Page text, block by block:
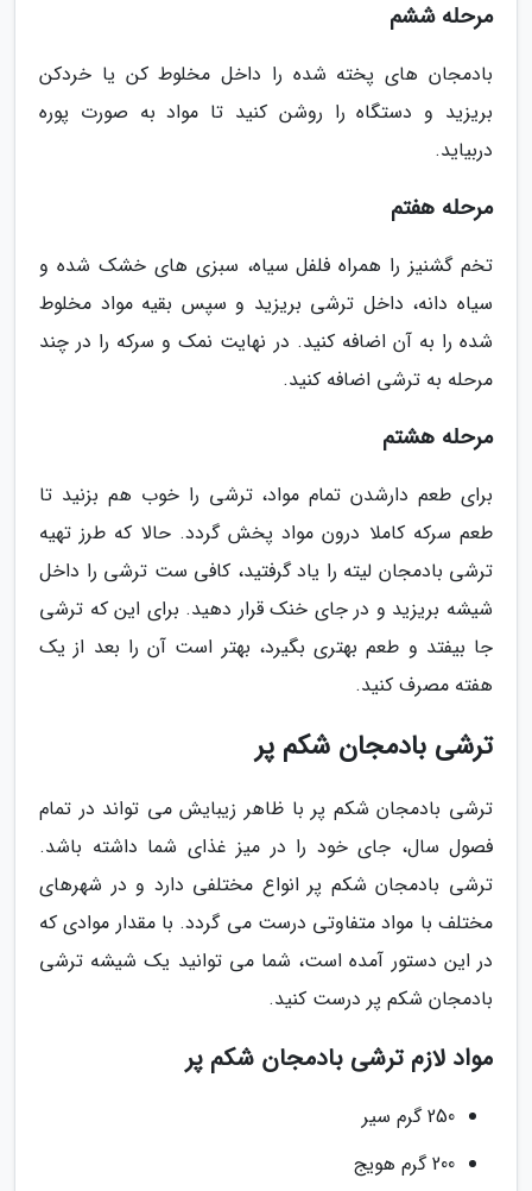
مرحله ششم
بادمجان های پخته شده را داخل مخلوط کن یا خردکن
بریزید و دستگاه را روشن کنید تا مواد به صورت پوره
دربیاید.
مرحله هفتم
تخم گشنیز را همراه فلفل سیاه، سبزی های خشک شده و
سیاه دانه، داخل ترشی بریزید و سپس بقیه مواد مخلوط
شده را به آن اضافه کنید. در نهایت نمک و سرکه را در چند
مرحله به ترشی اضافه کنید.
مرحله هشتم
برای طعم دارشدن تمام مواد، ترشی را خوب هم بزنید تا
طعم سرکه کاملا درون مواد پخش گردد. حالا که طرز تهیه
ترشی بادمجان لیته را یاد گرفتید، کافی ست ترشی را داخل
شیشه بریزید و در جای خنک قرار دهید. برای این که ترشی
جا بیفتد و طعم بهتری بگیرد، بهتر است آن را بعد از یک
هفته مصرف کنید.
ترشی بادمجان شکم پر
ترشی بادمجان شکم پر با ظاهر زیبایش می تواند در تمام
فصول سال، جای خود را در میز غذای شما داشته باشد.
ترشی بادمجان شکم پر انواع مختلفی دارد و در شهرهای
مختلف با مواد متفاوتی درست می گردد. با مقدار موادی که
در این دستور آمده است، شما می توانید یک شیشه ترشی
بادمجان شکم پر درست کنید.
مواد لازم ترشی بادمجان شکم پر
250 گرم سیر
200 گرم هویج